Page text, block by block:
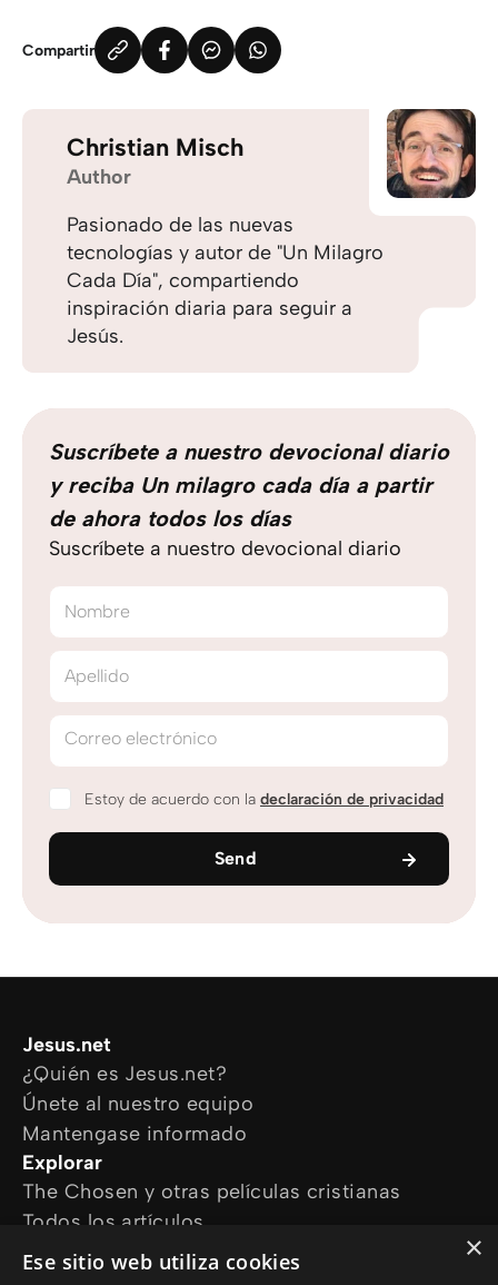
Compartir
Christian Misch
Author
Pasionado de las nuevas
tecnologías y autor de "Un Milagro
Cada Día", compartiendo
inspiración diaria para seguir a
Jesús.
Suscríbete a nuestro devocional diario
y reciba Un milagro cada día a partir
de ahora todos los días
Suscríbete a nuestro devocional diario
Nombre
Apellido
Correo electrónico
Estoy de acuerdo con la declaración de privacidad
Send
Jesus.net
¿Quién es Jesus.net?
Únete al nuestro equipo
Mantengase informado
Explorar
The Chosen y otras películas cristianas
Todos los artículos
Cursos online
×
Ese sitio web utiliza cookies